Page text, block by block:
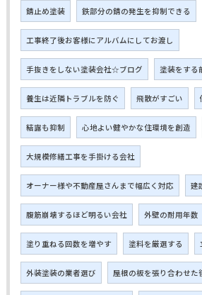
錆止め塗装 鉄部分の錆の発生を抑制できる
工事終了後お客様にアルバムにしてお渡し
手抜きをしない塗装会社☆ブログ 塗装をする
養生は近隣トラブルを防ぐ 飛散がすごい
結露も抑制 心地よい健やかな住環境を創造
大規模修繕工事を手掛ける会社
オーナー様や不動産屋さんまで幅広く対応 建
腹筋崩壊するほど明るい会社 外壁の耐用年数
塗り重ねる回数を増やす 塗料を厳選する
外装塗装の業者選び 屋根の板を張り合わせた